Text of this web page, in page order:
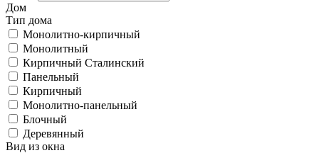
Дом
Тип дома
Монолитно-кирпичный
Монолитный
Кирпичный Сталинский
Панельный
Кирпичный
Монолитно-панельный
Блочный
Деревянный
Вид из окна